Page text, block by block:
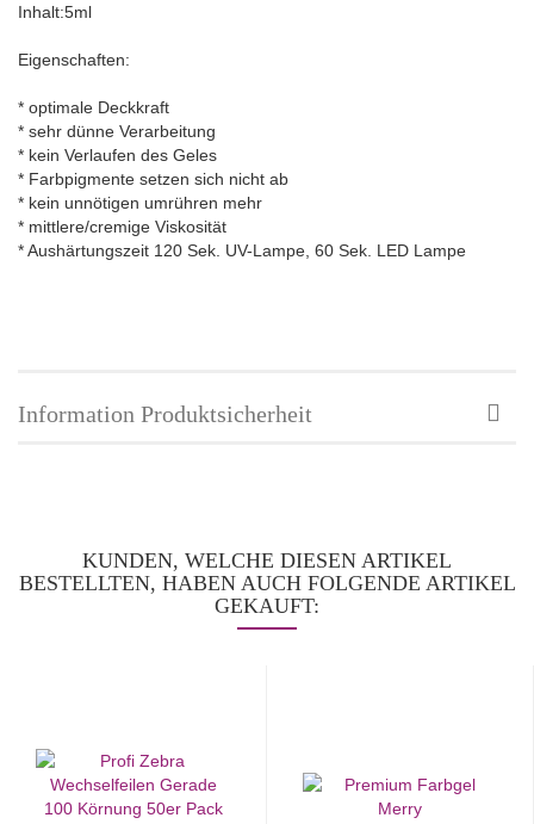
Inhalt:5ml
Eigenschaften:
* optimale Deckkraft
* sehr dünne Verarbeitung
* kein Verlaufen des Geles
* Farbpigmente setzen sich nicht ab
* kein unnötigen umrühren mehr
* mittlere/cremige Viskosität
* Aushärtungszeit 120 Sek. UV-Lampe, 60 Sek. LED Lampe
Information Produktsicherheit
KUNDEN, WELCHE DIESEN ARTIKEL
BESTELLTEN, HABEN AUCH FOLGENDE ARTIKEL
GEKAUFT: